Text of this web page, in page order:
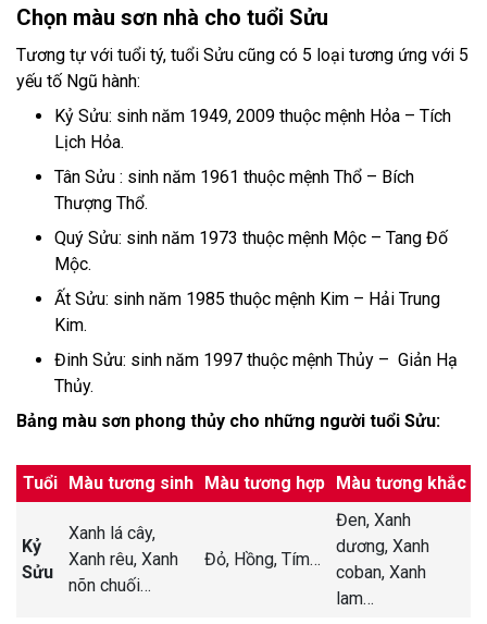
Chọn màu sơn nhà cho tuổi Sửu
Tương tự với tuổi tý, tuổi Sửu cũng có 5 loại tương ứng với 5
yếu tố Ngũ hành:
Kỷ Sửu: sinh năm 1949, 2009 thuộc mệnh Hỏa – Tích
Lịch Hỏa.
Tân Sửu : sinh năm 1961 thuộc mệnh Thổ – Bích
Thượng Thổ.
Quý Sửu: sinh năm 1973 thuộc mệnh Mộc – Tang Đố
Mộc.
Ất Sửu: sinh năm 1985 thuộc mệnh Kim – Hải Trung
Kim.
Đinh Sửu: sinh năm 1997 thuộc mệnh Thủy – Giản Hạ
Thủy.
Bảng màu sơn phong thủy cho những người tuổi Sửu:
Tuổi Màu tương sinh Màu tương hợp Màu tương khắc
Kỷ
Sửu
Xanh lá cây,
Xanh rêu, Xanh
nõn chuối…
Đỏ, Hồng, Tím…
Đen, Xanh
dương, Xanh
coban, Xanh
lam…